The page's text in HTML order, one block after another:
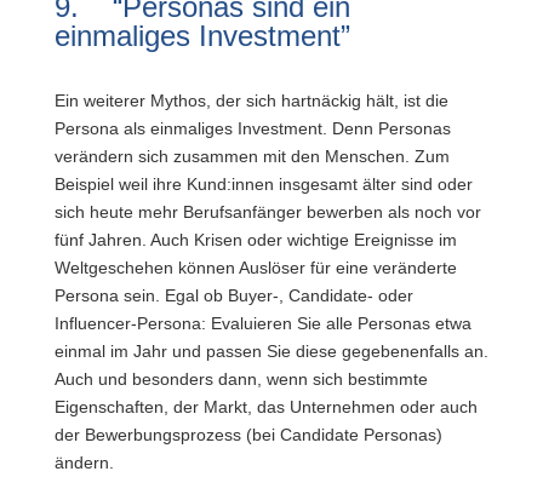
9. “Personas sind ein
einmaliges Investment”
Ein weiterer Mythos, der sich hartnäckig hält, ist die
Persona als einmaliges Investment. Denn Personas
verändern sich zusammen mit den Menschen. Zum
Beispiel weil ihre Kund:innen insgesamt älter sind oder
sich heute mehr Berufsanfänger bewerben als noch vor
fünf Jahren. Auch Krisen oder wichtige Ereignisse im
Weltgeschehen können Auslöser für eine veränderte
Persona sein. Egal ob Buyer-, Candidate- oder
Influencer-Persona: Evaluieren Sie alle Personas etwa
einmal im Jahr und passen Sie diese gegebenenfalls an.
Auch und besonders dann, wenn sich bestimmte
Eigenschaften, der Markt, das Unternehmen oder auch
der Bewerbungsprozess (bei Candidate Personas)
ändern.